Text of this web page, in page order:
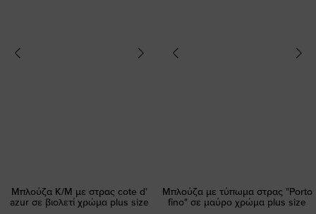
Μπλούζα Κ/Μ με στρας cote d'
azur σε βιολετί χρώμα plus size
Μπλούζα με τύπωμα στρας "Porto
fino" σε μαύρο χρώμα plus size